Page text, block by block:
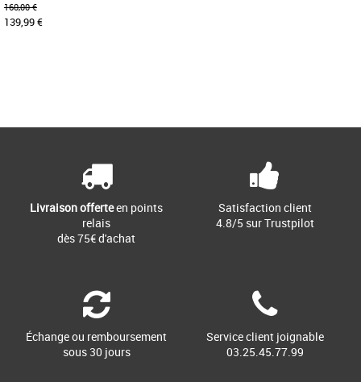
160,00 €
139,99 €
Livraison offerteen points
relais
dès 75€ d'achat
Satisfaction client
4.8/5 sur Trustpilot
Échange ou remboursement
sous 30 jours
Service client joignable
03.25.45.77.99